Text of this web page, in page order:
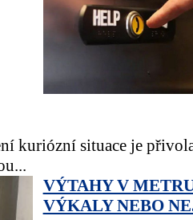
kuriózní situace je
VÝTAHY V
VÝKALY NEBO